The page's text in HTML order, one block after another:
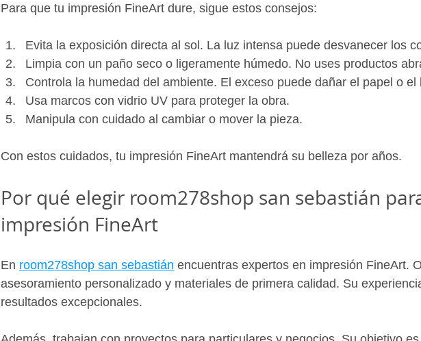
Para que tu impresión FineArt dure, sigue estos consejos:
Evita la exposición directa al sol. La luz intensa puede desvanecer los
Limpia con un paño seco o ligeramente húmedo. No uses productos
Controla la humedad del ambiente. El exceso puede dañar el papel o el
Usa marcos con vidrio UV para proteger la obra.
Manipula con cuidado al cambiar o mover la pieza.
Con estos cuidados, tu impresión FineArt mantendrá su belleza por años.
Por qué elegir room278shop san sebastián
impresión FineArt
En room278shop san sebastián encuentras expertos en impresión FineArt.
asesoramiento personalizado y materiales de primera calidad. Su
resultados excepcionales.